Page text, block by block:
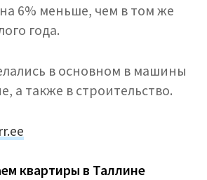
6% меньше, чем в том же
года.
в основном в машины
а также в строительство.
квартиры в Таллине